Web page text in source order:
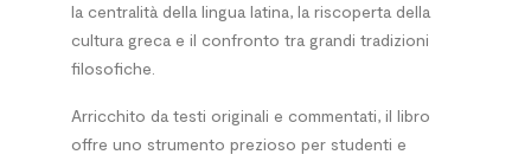
la centralità della lingua latina, la riscoperta della
cultura greca e il confronto tra grandi tradizioni
filosofiche.
Arricchito da testi originali e commentati, il libro
offre uno strumento prezioso per studenti e